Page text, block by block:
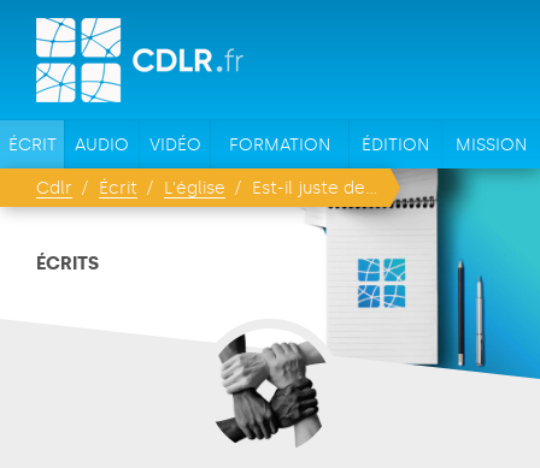
ÉCRIT AUDIO VIDÉO FORMATION ÉDITION MISSION
Cdlr Écrit L'église Est-il juste de payer le pasteur pour son service dans l'église ?
ÉCRITS